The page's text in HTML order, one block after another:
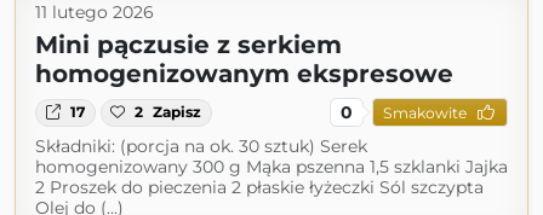
11 lutego 2026
Mini pączusie z serkiem
homogenizowanym ekspresowe
17 2 Zapisz 0 Smakowite
Składniki: (porcja na ok. 30 sztuk) Serek
homogenizowany 300 g Mąka pszenna 1,5 szklanki Jajka
2 Proszek do pieczenia 2 płaskie łyżeczki Sól szczypta
Olej do (...)